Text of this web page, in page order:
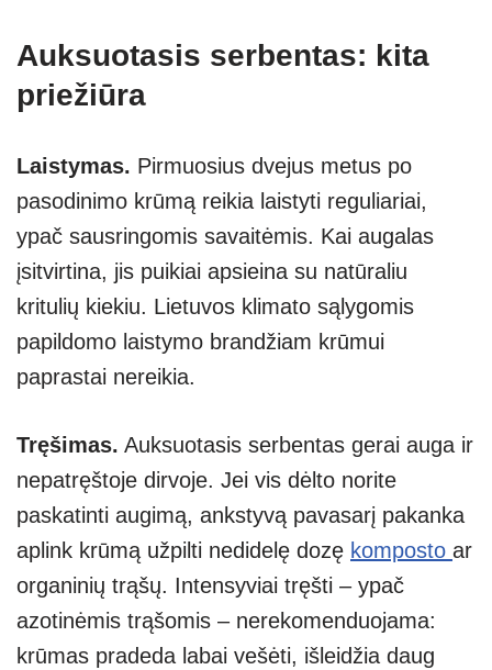
Auksuotasis serbentas: kita
priežiūra
Laistymas. Pirmuosius dvejus metus po
pasodinimo krūmą reikia laistyti reguliariai,
ypač sausringomis savaitėmis. Kai augalas
įsitvirtina, jis puikiai apsieina su natūraliu
kritulių kiekiu. Lietuvos klimato sąlygomis
papildomo laistymo brandžiam krūmui
paprastai nereikia.
Tręšimas. Auksuotasis serbentas gerai auga ir
nepatręštoje dirvoje. Jei vis dėlto norite
paskatinti augimą, ankstyvą pavasarį pakanka
aplink krūmą užpilti nedidelę dozę komposto ar
organinių trąšų. Intensyviai tręšti – ypač
azotinėmis trąšomis – nerekomenduojama:
krūmas pradeda labai vešėti, išleidžia daug